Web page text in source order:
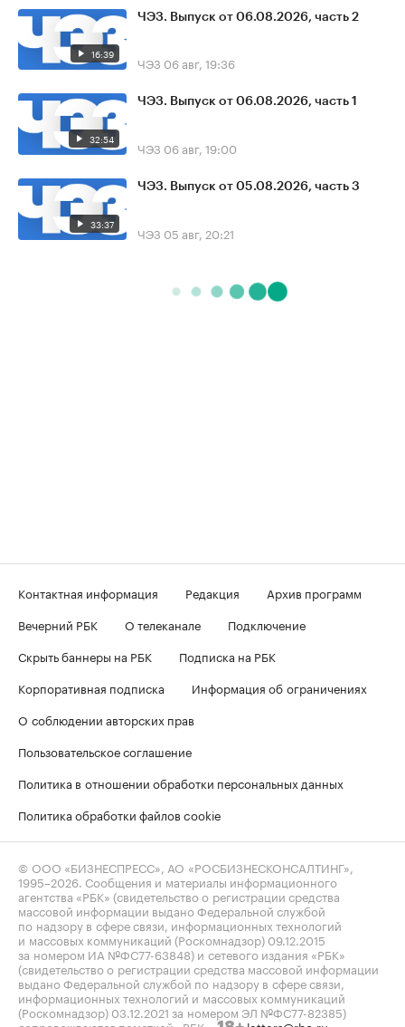
16:39
ЧЭЗ. Выпуск от 06.08.2026, часть 2
ЧЭЗ 06 авг, 19:36
32:54
ЧЭЗ. Выпуск от 06.08.2026, часть 1
ЧЭЗ 06 авг, 19:00
33:37
ЧЭЗ. Выпуск от 05.08.2026, часть 3
ЧЭЗ 05 авг, 20:21
Контактная информация Редакция
Архив программ
Вечерний РБК
О телеканале
Подключение
Скрыть баннеры на РБК
Подписка на РБК
Корпоративная подписка
Информация об ограничениях
О соблюдении авторских прав
Пользовательское соглашение
Политика в отношении обработки персональных данных
Политика обработки файлов cookie
© ООО «БИЗНЕСПРЕСС», АО «РОСБИЗНЕСКОНСАЛТИНГ»,
1995–2026 . Сообщения и материалы информационного
агентства «РБК» (свидетельство о регистрации средства
массовой информации выдано Федеральной службой
по надзору в сфере связи, информационных технологий
и массовых коммуникаций (Роскомнадзор) 09.12.2015
за номером ИА №ФС77-63848) и сетевого издания «РБК»
(свидетельство о регистрации средства массовой информации
выдано Федеральной службой по надзору в сфере связи,
информационных технологий и массовых коммуникаций
(Роскомнадзор) 03.12.2021 за номером ЭЛ №ФС77-82385)